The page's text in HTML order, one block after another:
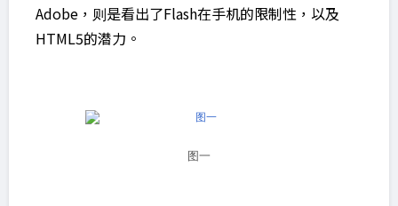
Adobe，则是看出了Flash在手机的限制性，以及
HTML5的潜力。
图一